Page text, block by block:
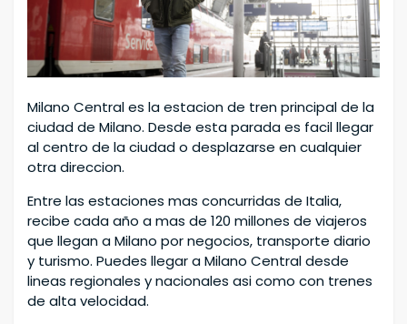
Milano Central es la estacion de tren principal de la
ciudad de Milano. Desde esta parada es facil llegar
al centro de la ciudad o desplazarse en cualquier
otra direccion.
Entre las estaciones mas concurridas de Italia,
recibe cada año a mas de 120 millones de viajeros
que llegan a Milano por negocios, transporte diario
y turismo. Puedes llegar a Milano Central desde
lineas regionales y nacionales asi como con trenes
de alta velocidad.